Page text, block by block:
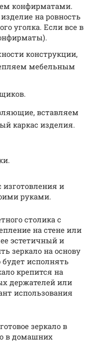
конфирматами.
на ровность
уголка. Если все в
конструкции,
мебельным
вставляем
каркас изделия.
изготовления и
руками.
столика с
на стене или
эстетичный и
зеркало на основу
исполнять
крепится на
держателей или
использования
зеркало в
в домашних